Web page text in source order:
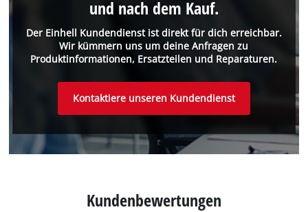
Der Einhell Kundendienst ist direkt für dich erreichbar.
Wir kümmern uns um deine Anfragen zu
Produktinformationen, Ersatzteilen und Reparaturen.
und nach dem Kauf.
Kontaktiere unseren Kundendienst
Kundenbewertungen